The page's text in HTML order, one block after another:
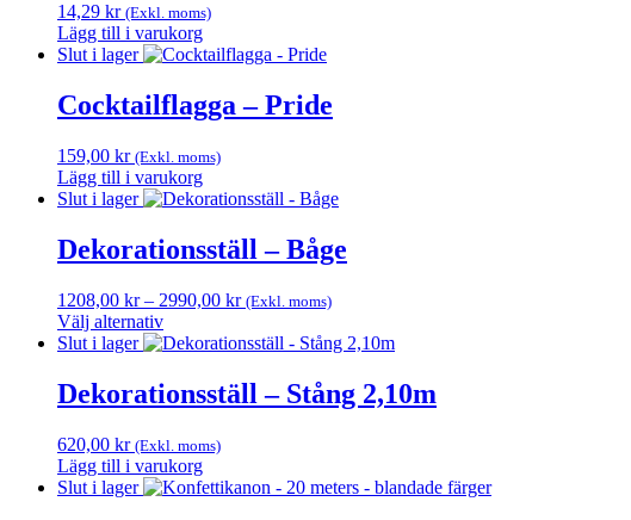
14,29 kr (Exkl. moms)
Lägg till i varukorg
Slut i lager
Cocktailflagga – Pride
159,00 kr (Exkl. moms)
Lägg till i varukorg
Slut i lager
Dekorationsställ – Båge
1208,00 kr – 2990,00 krPrisintervall:
till
(Exkl. moms)
Välj alternativ
Den
produkten
har
varianter.
De
olika
Slut i lager
Dekorationsställ – Stång 2,10m
620,00 kr (Exkl. moms)
Lägg till i varukorg
Slut i lager